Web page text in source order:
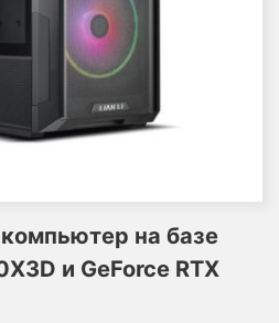
на базе
и GeForce RTX